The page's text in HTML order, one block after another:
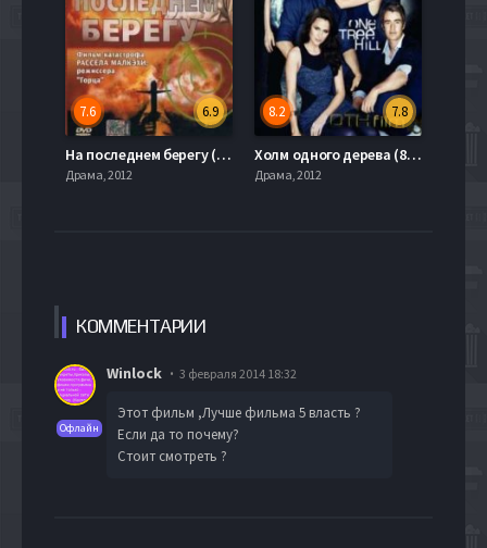
6.9
7.6
На последнем берегу (2000)
Драма, 2012
7.8
8.2
Холм одного дерева (8 Сезон)
Драма, 2012
КОММЕНТАРИИ
Офлайн
Winlock 3 февраля 2014 18:32
Этот фильм ,Лучше фильма 5 власть ?
Если да то почему?
Cтоит смотреть ?